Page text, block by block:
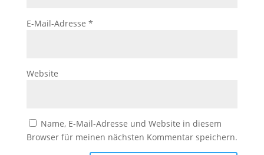
E-Mail-Adresse *
Website
Name, E-Mail-Adresse und Website in diesem
Browser für meinen nächsten Kommentar speichern.